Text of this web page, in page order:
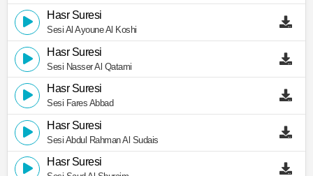
Hasr Suresi
Sesi Al Ayoune Al Koshi
Hasr Suresi
Sesi Nasser Al Qatami
Hasr Suresi
Sesi Fares Abbad
Hasr Suresi
Sesi Abdul Rahman Al Sudais
Hasr Suresi